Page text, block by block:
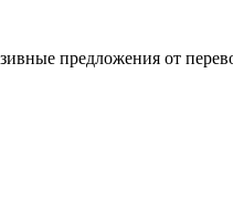
предложения от